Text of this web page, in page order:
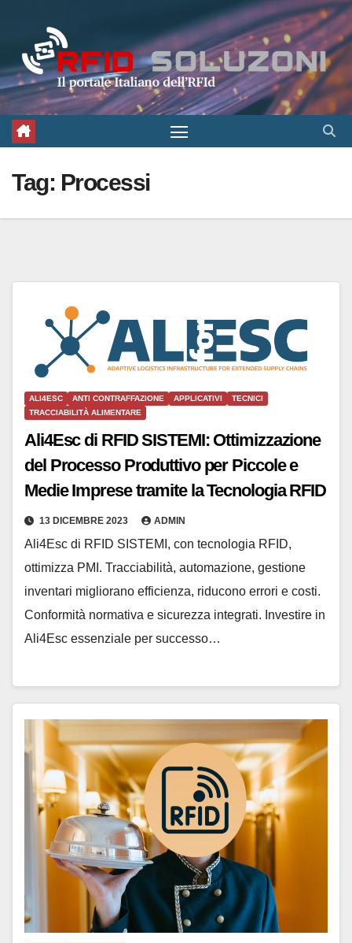
contenuto
Tag: Processi
ALI4ESC ANTI CONTRAFFAZIONE APPLICATIVI
TECNICI
TRACCIABILITÀ ALIMENTARE
Ali4Esc di RFID SISTEMI: Ottimizzazione
del Processo Produttivo per Piccole e
Medie Imprese tramite la Tecnologia RFID
13 DICEMBRE 2023 ADMIN
Ali4Esc di RFID SISTEMI, con tecnologia RFID,
ottimizza PMI. Tracciabilità, automazione, gestione
inventari migliorano efficienza, riducono errori e costi.
Conformità normativa e sicurezza integrati. Investire in
Ali4Esc essenziale per successo…